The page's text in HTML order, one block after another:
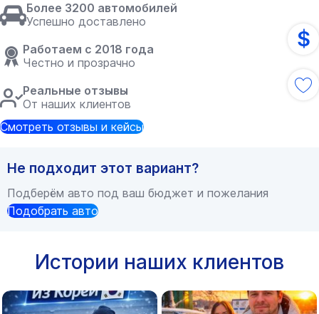
Более 3200 автомобилей
Успешно доставлено
Работаем с 2018 года
Честно и прозрачно
Реальные отзывы
От наших клиентов
Смотреть отзывы и кейсы
Не подходит этот вариант?
Подберём авто под ваш бюджет и пожелания
Подобрать авто
Истории наших клиентов
$